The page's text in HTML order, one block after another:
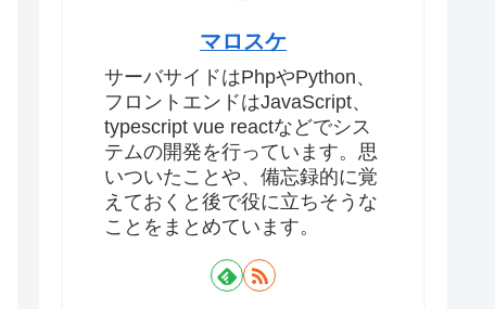
マロスケ
サーバサイドはPhpやPython、
フロントエンドはJavaScript、
typescript vue reactなどでシス
テムの開発を行っています。思
いついたことや、備忘録的に覚
えておくと後で役に立ちそうな
ことをまとめています。